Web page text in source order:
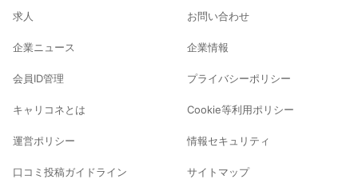
求人
企業ニュース
会員ID管理
キャリコネとは
運営ポリシー
口コミ投稿ガイドライン
お問い合わせ
企業情報
プライバシーポリシー
Cookie等利用ポリシー
情報セキュリティ
サイトマップ